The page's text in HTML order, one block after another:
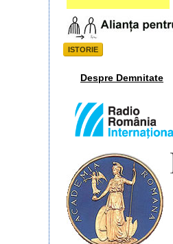
ISTORIE
Despre Demnitate